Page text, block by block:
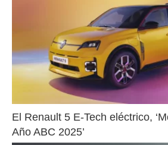
El Renault 5 E-Tech eléctrico,
Año ABC 2025’